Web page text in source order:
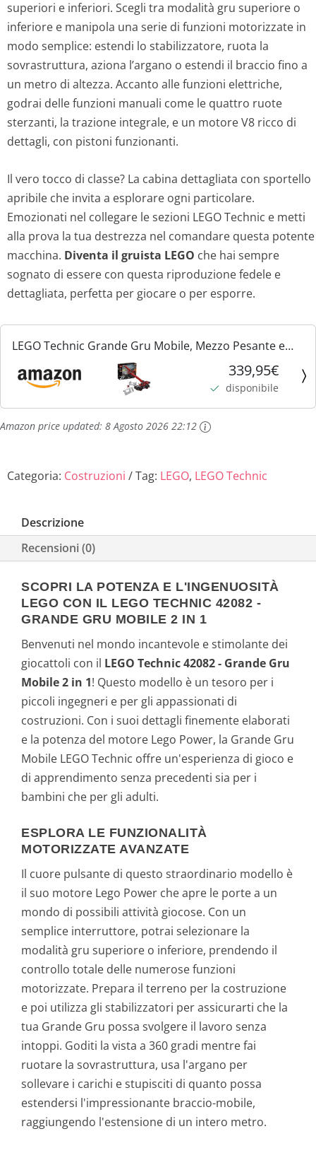
superiori e inferiori. Scegli tra modalità gru superiore o
inferiore e manipola una serie di funzioni motorizzate in
modo semplice: estendi lo stabilizzatore, ruota la
sovrastruttura, aziona l’argano o estendi il braccio fino a
un metro di altezza. Accanto alle funzioni elettriche,
godrai delle funzioni manuali come le quattro ruote
sterzanti, la trazione integrale, e un motore V8 ricco di
dettagli, con pistoni funzionanti.
Il vero tocco di classe? La cabina dettagliata con sportello
apribile che invita a esplorare ogni particolare.
Emozionati nel collegare le sezioni LEGO Technic e metti
alla prova la tua destrezza nel comandare questa potente
macchina. Diventa il gruista LEGO che hai sempre
sognato di essere con questa riproduzione fedele e
dettagliata, perfetta per giocare o per esporre.
LEGO Technic Grande Gru Mobile, Mezzo Pesante e
Battipalo Mobile 2 in 1 con Funzioni Motorizzate, Set di
Costruzioni Avanzato, Collezione Veicoli per...
339,95€
disponibile
Amazon price updated: 8 Agosto 2026 22:12
Categoria: Costruzioni Tag: LEGO, LEGO Technic
Descrizione
Recensioni (0)
SCOPRI LA POTENZA E L'INGENUOSITÀ
LEGO CON IL LEGO TECHNIC 42082 -
GRANDE GRU MOBILE 2 IN 1
Benvenuti nel mondo incantevole e stimolante dei
giocattoli con il LEGO Technic 42082 - Grande Gru
Mobile 2 in 1! Questo modello è un tesoro per i
piccoli ingegneri e per gli appassionati di
costruzioni. Con i suoi dettagli finemente elaborati
e la potenza del motore Lego Power, la Grande Gru
Mobile LEGO Technic offre un'esperienza di gioco e
di apprendimento senza precedenti sia per i
bambini che per gli adulti.
ESPLORA LE FUNZIONALITÀ
MOTORIZZATE AVANZATE
Il cuore pulsante di questo straordinario modello è
il suo motore Lego Power che apre le porte a un
mondo di possibili attività giocose. Con un
semplice interruttore, potrai selezionare la
modalità gru superiore o inferiore, prendendo il
controllo totale delle numerose funzioni
motorizzate. Prepara il terreno per la costruzione
e poi utilizza gli stabilizzatori per assicurarti che la
tua Grande Gru possa svolgere il lavoro senza
intoppi. Goditi la vista a 360 gradi mentre fai
ruotare la sovrastruttura, usa l'argano per
sollevare i carichi e stupisciti di quanto possa
estendersi l'impressionante braccio-mobile,
raggiungendo l'estensione di un intero metro.